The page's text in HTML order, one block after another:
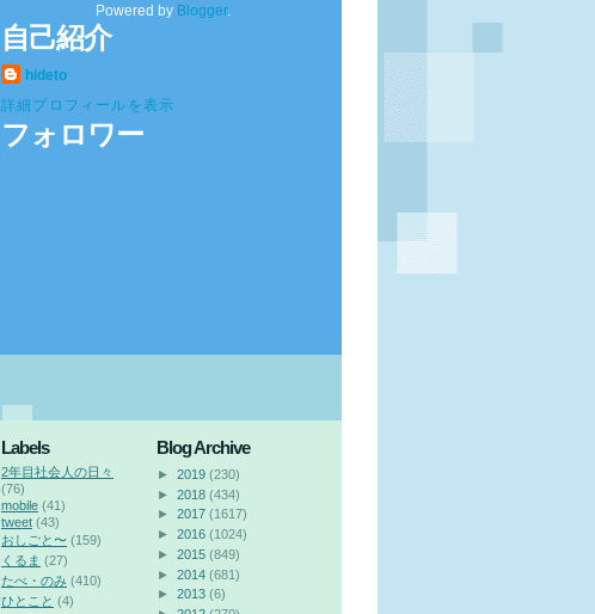
Powered by Blogger.
自己紹介
hideto
詳細プロフィールを表示
フォロワー
Labels
2年目社会人の日々
(76)
mobile (41)
tweet (43)
おしごと〜 (159)
くるま (27)
たべ・のみ (410)
ひとこと (4)
Blog Archive
► 2019 (230)
► 2018 (434)
► 2017 (1617)
► 2016 (1024)
► 2015 (849)
► 2014 (681)
► 2013 (6)